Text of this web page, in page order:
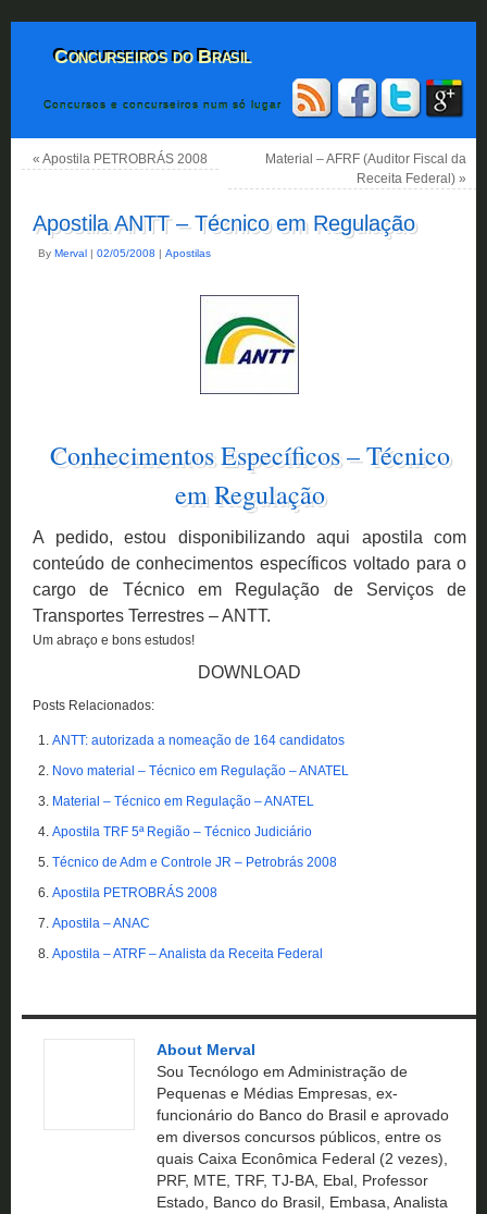
Concurseiros do Brasil
Concursos e concurseiros num só lugar
« Apostila PETROBRÁS 2008
Material – AFRF (Auditor Fiscal da
Receita Federal)»
Apostila ANTT – Técnico em Regulação
By Merval | 02/05/2008 | Apostilas
Conhecimentos Específicos – Técnico
em Regulação
A pedido, estou disponibilizando aqui apostila com
conteúdo de conhecimentos específicos voltado para o
cargo de Técnico em Regulação de Serviços de
Transportes Terrestres – ANTT.
Um abraço e bons estudos!
DOWNLOAD
Posts Relacionados:
ANTT: autorizada a nomeação de 164 candidatos
Novo material – Técnico em Regulação – ANATEL
Material – Técnico em Regulação – ANATEL
Apostila TRF 5ª Região – Técnico Judiciário
Técnico de Adm e Controle JR – Petrobrás 2008
Apostila PETROBRÁS 2008
Apostila – ANAC
Apostila – ATRF – Analista da Receita Federal
About Merval
Sou Tecnólogo em Administração de
Pequenas e Médias Empresas, ex-
funcionário do Banco do Brasil e aprovado
em diversos concursos públicos, entre os
quais Caixa Econômica Federal (2 vezes),
PRF, MTE, TRF, TJ-BA, Ebal, Professor
Estado, Banco do Brasil, Embasa, Analista